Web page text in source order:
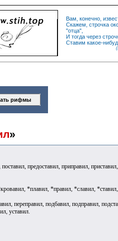
Вам, конечно,
Скажем, строчка
"отца",
И тогда через
Ставим какое-
»
предоставил, приправил,
*плавил, *правил, *славил,
переправил, подбавил, подправил,
уставил.